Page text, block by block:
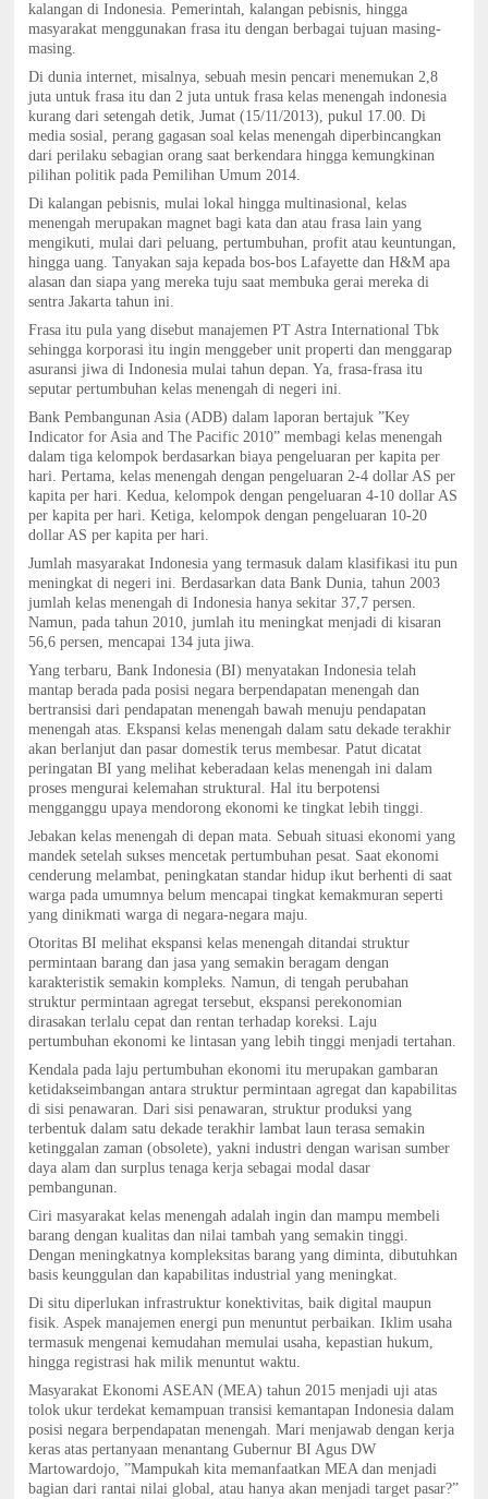
kalangan di Indonesia. Pemerintah, kalangan pebisnis, hingga
masyarakat menggunakan frasa itu dengan berbagai tujuan masing-
masing.
Di dunia internet, misalnya, sebuah mesin pencari menemukan 2,8
juta untuk frasa itu dan 2 juta untuk frasa kelas menengah indonesia
kurang dari setengah detik, Jumat (15/11/2013), pukul 17.00. Di
media sosial, perang gagasan soal kelas menengah diperbincangkan
dari perilaku sebagian orang saat berkendara hingga kemungkinan
pilihan politik pada Pemilihan Umum 2014.
Di kalangan pebisnis, mulai lokal hingga multinasional, kelas
menengah merupakan magnet bagi kata dan atau frasa lain yang
mengikuti, mulai dari peluang, pertumbuhan, profit atau keuntungan,
hingga uang. Tanyakan saja kepada bos-bos Lafayette dan H&M apa
alasan dan siapa yang mereka tuju saat membuka gerai mereka di
sentra Jakarta tahun ini.
Frasa itu pula yang disebut manajemen PT Astra International Tbk
sehingga korporasi itu ingin menggeber unit properti dan menggarap
asuransi jiwa di Indonesia mulai tahun depan. Ya, frasa-frasa itu
seputar pertumbuhan kelas menengah di negeri ini.
Bank Pembangunan Asia (ADB) dalam laporan bertajuk ”Key
Indicator for Asia and The Pacific 2010” membagi kelas menengah
dalam tiga kelompok berdasarkan biaya pengeluaran per kapita per
hari. Pertama, kelas menengah dengan pengeluaran 2-4 dollar AS per
kapita per hari. Kedua, kelompok dengan pengeluaran 4-10 dollar AS
per kapita per hari. Ketiga, kelompok dengan pengeluaran 10-20
dollar AS per kapita per hari.
Jumlah masyarakat Indonesia yang termasuk dalam klasifikasi itu pun
meningkat di negeri ini. Berdasarkan data Bank Dunia, tahun 2003
jumlah kelas menengah di Indonesia hanya sekitar 37,7 persen.
Namun, pada tahun 2010, jumlah itu meningkat menjadi di kisaran
56,6 persen, mencapai 134 juta jiwa.
Yang terbaru, Bank Indonesia (BI) menyatakan Indonesia telah
mantap berada pada posisi negara berpendapatan menengah dan
bertransisi dari pendapatan menengah bawah menuju pendapatan
menengah atas. Ekspansi kelas menengah dalam satu dekade terakhir
akan berlanjut dan pasar domestik terus membesar. Patut dicatat
peringatan BI yang melihat keberadaan kelas menengah ini dalam
proses mengurai kelemahan struktural. Hal itu berpotensi
mengganggu upaya mendorong ekonomi ke tingkat lebih tinggi.
Jebakan kelas menengah di depan mata. Sebuah situasi ekonomi yang
mandek setelah sukses mencetak pertumbuhan pesat. Saat ekonomi
cenderung melambat, peningkatan standar hidup ikut berhenti di saat
warga pada umumnya belum mencapai tingkat kemakmuran seperti
yang dinikmati warga di negara-negara maju.
Otoritas BI melihat ekspansi kelas menengah ditandai struktur
permintaan barang dan jasa yang semakin beragam dengan
karakteristik semakin kompleks. Namun, di tengah perubahan
struktur permintaan agregat tersebut, ekspansi perekonomian
dirasakan terlalu cepat dan rentan terhadap koreksi. Laju
pertumbuhan ekonomi ke lintasan yang lebih tinggi menjadi tertahan.
Kendala pada laju pertumbuhan ekonomi itu merupakan gambaran
ketidakseimbangan antara struktur permintaan agregat dan kapabilitas
di sisi penawaran. Dari sisi penawaran, struktur produksi yang
terbentuk dalam satu dekade terakhir lambat laun terasa semakin
ketinggalan zaman (obsolete), yakni industri dengan warisan sumber
daya alam dan surplus tenaga kerja sebagai modal dasar
pembangunan.
Ciri masyarakat kelas menengah adalah ingin dan mampu membeli
barang dengan kualitas dan nilai tambah yang semakin tinggi.
Dengan meningkatnya kompleksitas barang yang diminta, dibutuhkan
basis keunggulan dan kapabilitas industrial yang meningkat.
Di situ diperlukan infrastruktur konektivitas, baik digital maupun
fisik. Aspek manajemen energi pun menuntut perbaikan. Iklim usaha
termasuk mengenai kemudahan memulai usaha, kepastian hukum,
hingga registrasi hak milik menuntut waktu.
Masyarakat Ekonomi ASEAN (MEA) tahun 2015 menjadi uji atas
tolok ukur terdekat kemampuan transisi kemantapan Indonesia dalam
posisi negara berpendapatan menengah. Mari menjawab dengan kerja
keras atas pertanyaan menantang Gubernur BI Agus DW
Martowardojo, ”Mampukah kita memanfaatkan MEA dan menjadi
bagian dari rantai nilai global, atau hanya akan menjadi target pasar?”